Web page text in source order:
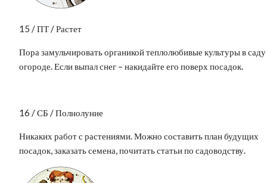
15 / ПТ / Растет
Пора замульчировать органикой теплолюбивые культуры в
огороде. Если выпал снег – накидайте его поверх посадок.
16 / СБ / Полнолуние
Никаких работ с растениями. Можно составить план будущих
посадок, заказать семена, почитать статьи по садоводству.